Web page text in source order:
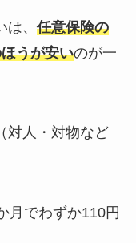
、 任意保険の
うが安いのが一
対人・対物など
月でわずか110円